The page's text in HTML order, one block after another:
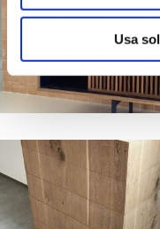
Usa
+
+